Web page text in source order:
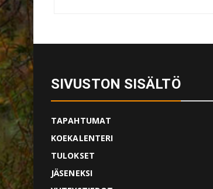
SIVUSTON SISÄLTÖ
TAPAHTUMAT
KOEKALENTERI
TULOKSET
JÄSENEKSI